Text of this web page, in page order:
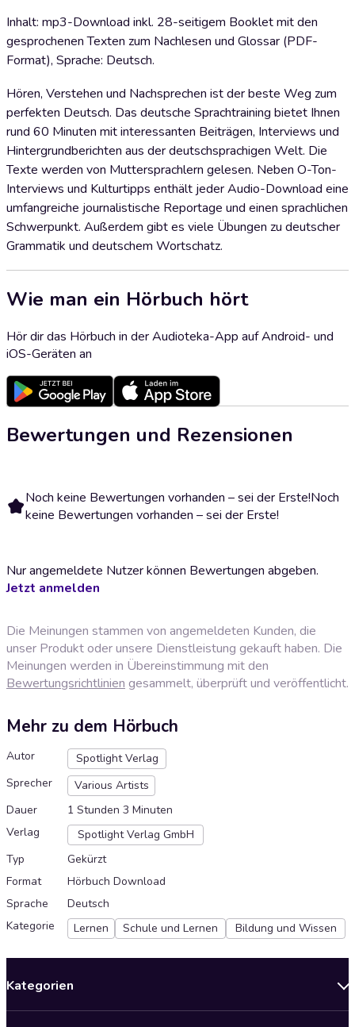
Inhalt: mp3-Download inkl. 28-seitigem Booklet mit den
gesprochenen Texten zum Nachlesen und Glossar (PDF-
Format), Sprache: Deutsch.
Hören, Verstehen und Nachsprechen ist der beste Weg zum
perfekten Deutsch. Das deutsche Sprachtraining bietet Ihnen
rund 60 Minuten mit interessanten Beiträgen, Interviews und
Hintergrundberichten aus der deutschsprachigen Welt. Die
Texte werden von Muttersprachlern gelesen. Neben O-Ton-
Interviews und Kulturtipps enthält jeder Audio-Download eine
umfangreiche journalistische Reportage und einen sprachlichen
Schwerpunkt. Außerdem gibt es viele Übungen zu deutscher
Grammatik und deutschem Wortschatz.
Wie man ein Hörbuch hört
Hör dir das Hörbuch in der Audioteka-App auf Android- und
iOS-Geräten an
Bewertungen und Rezensionen
Noch keine Bewertungen vorhanden – sei der Erste!Noch
keine Bewertungen vorhanden – sei der Erste!
Nur angemeldete Nutzer können Bewertungen abgeben.
Jetzt anmelden
Die Meinungen stammen von angemeldeten Kunden, die
unser Produkt oder unsere Dienstleistung gekauft haben. Die
Meinungen werden in Übereinstimmung mit den
Bewertungsrichtlinien gesammelt, überprüft und veröffentlicht.
Mehr zu dem Hörbuch
Autor
Spotlight Verlag
Sprecher
Various Artists
Dauer
1 Stunden 3 Minuten
Verlag
Spotlight Verlag GmbH
Typ
Gekürzt
Format
Hörbuch Download
Sprache
Deutsch
Kategorie
Lernen Schule und Lernen Bildung und Wissen
Kategorien